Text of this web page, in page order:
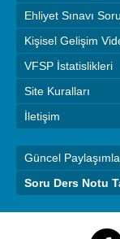
Ehliyet Sınavı
Kişisel Gelişim
VFSP İstatislikleri
Site Kuralları
İletişim
Güncel
Soru Ders Notu